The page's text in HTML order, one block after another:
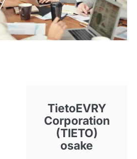
TietoEVRY
Corporation
(TIETO)
osake